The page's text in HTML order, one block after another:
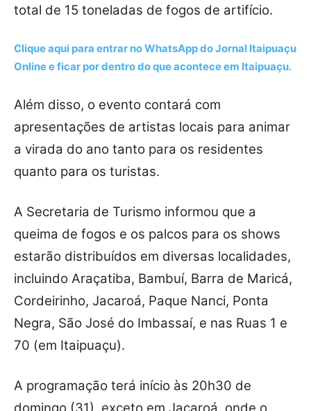
total de 15 toneladas de fogos de artifício.
Clique aqui para entrar noWhatsAppdo Jornal Itaipuaçu
Online e ficar por dentro do que acontece em Itaipuaçu.
Além disso, o evento contará com
apresentações de artistas locais para animar
a virada do ano tanto para os residentes
quanto para os turistas.
A Secretaria de Turismo informou que a
queima de fogos e os palcos para os shows
estarão distribuídos em diversas localidades,
incluindo Araçatiba, Bambuí, Barra de Maricá,
Cordeirinho, Jacaroá, Paque Nanci, Ponta
Negra, São José do Imbassaí, e nas Ruas 1 e
70 (em Itaipuaçu).
A programação terá início às 20h30 de
domingo (31), exceto em Jacaroá, onde o